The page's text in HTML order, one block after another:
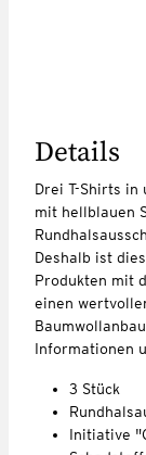
Details
Drei T-Shirts in
mit hellblauen
Deshalb ist
Produkten mit
einen
Informationen
3 Stück
Initiative